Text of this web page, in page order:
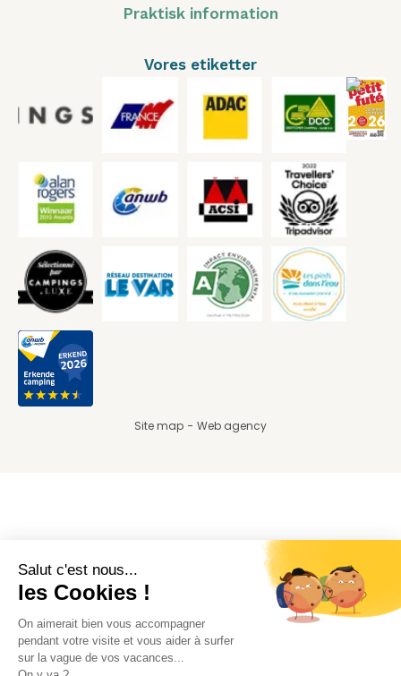
Praktisk information
Vores etiketter
Site map Web agency